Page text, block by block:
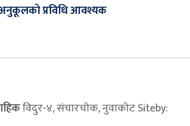
प्रविधि आवश्यक
विदुर-४, संचारचोक, नुवाकोट Siteby: